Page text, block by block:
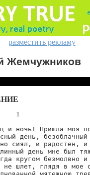
разместить рекламу
Жемчужников
1
и ночь! Пришла моя
день,
сиял, и радостен, и
день мне был
кругом безмолвно и
не шлет, глядя в мое